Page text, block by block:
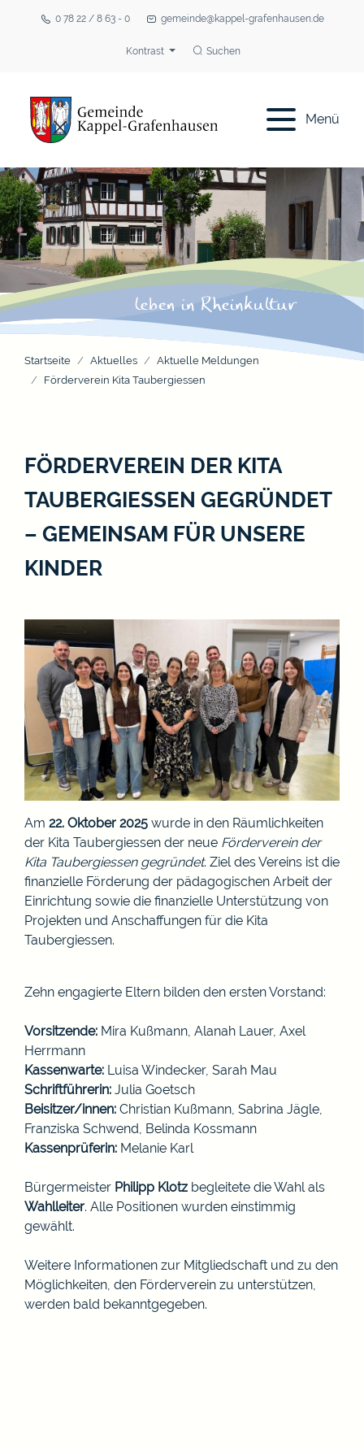
0 78 22 / 8 63 - 0 gemeinde@kappel-grafenhausen.de
Kontrast Suchen
Menü
Startseite Aktuelles
Aktuelle Meldungen
Förderverein Kita Taubergiessen
FÖRDERVEREIN DER KITA
TAUBERGIESSEN GEGRÜNDET
– GEMEINSAM FÜR UNSERE
KINDER
Am 22. Oktober 2025 wurde in den Räumlichkeiten
der Kita Taubergiessen der neue Förderverein der
Kita Taubergiessen gegründet. Ziel des Vereins ist die
finanzielle Förderung der pädagogischen Arbeit der
Einrichtung sowie die finanzielle Unterstützung von
Projekten und Anschaffungen für die Kita
Taubergiessen.
Zehn engagierte Eltern bilden den ersten Vorstand:
Vorsitzende: Mira Kußmann, Alanah Lauer, Axel
Herrmann
Kassenwarte: Luisa Windecker, Sarah Mau
Schriftführerin: Julia Goetsch
Beisitzer/innen: Christian Kußmann, Sabrina Jägle,
Franziska Schwend, Belinda Kossmann
Kassenprüferin: Melanie Karl
Bürgermeister Philipp Klotz begleitete die Wahl als
Wahlleiter. Alle Positionen wurden einstimmig
gewählt.
Weitere Informationen zur Mitgliedschaft und zu den
Möglichkeiten, den Förderverein zu unterstützen,
werden bald bekanntgegeben.